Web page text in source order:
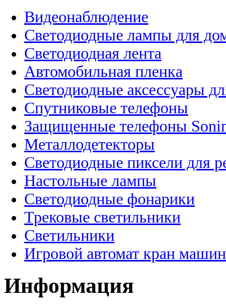
Видеонаблюдение
Светодиодные лампы для
Светодиодная лента
Автомобильная пленка
Светодиодные аксессуары
Спутниковые телефоны
Защищенные телефоны
Металлодетекторы
Светодиодные пиксели для
Настольные лампы
Светодиодные фонарики
Трековые светильники
Светильники
Игровой автомат кран
Информация